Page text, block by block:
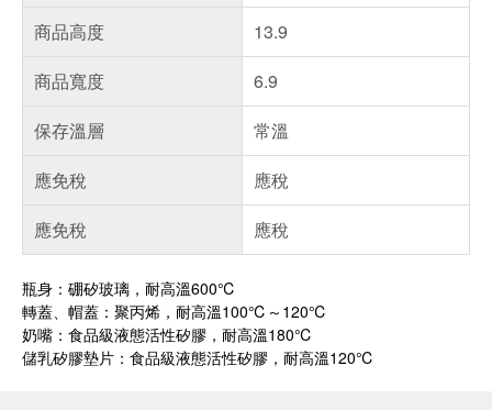
商品高度
13.9
商品寬度
6.9
保存溫層
常溫
應免稅
應稅
應免稅
應稅
瓶身：硼矽玻璃，耐高溫600℃
轉蓋、帽蓋：聚丙烯，耐高溫100℃～120℃
奶嘴：食品級液態活性矽膠，耐高溫180℃
儲乳矽膠墊片：食品級液態活性矽膠，耐高溫120℃